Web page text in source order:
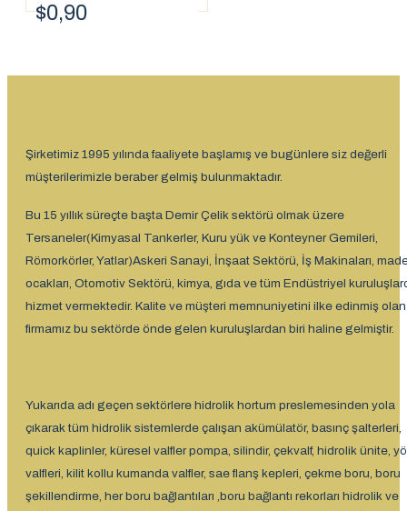
$0,90
Şirketimiz 1995 yılında faaliyete başlamış ve bugünlere siz değerli
müşterilerimizle beraber gelmiş bulunmaktadır.
Bu 15 yıllık süreçte başta Demir Çelik sektörü olmak üzere
Tersaneler(Kimyasal Tankerler, Kuru yük ve Konteyner Gemileri,
Römorkörler, Yatlar)Askeri Sanayi, İnşaat Sektörü, İş Makinaları,
ocakları, Otomotiv Sektörü, kimya, gıda ve tüm Endüstriyel
hizmet vermektedir. Kalite ve müşteri memnuniyetini ilke edinmiş olan
firmamız bu sektörde önde gelen kuruluşlardan biri haline gelmiştir.
Yukarıda adı geçen sektörlere hidrolik hortum preslemesinden yola
çıkarak tüm hidrolik sistemlerde çalışan akümülatör, basınç şalterleri,
quick kaplinler, küresel valfler pompa, silindir, çekvalf, hidrolik ünite,
valfleri, kilit kollu kumanda valfler, sae flanş kepleri, çekme boru, boru
şekillendirme, her boru bağlantıları ,boru bağlantı rekorları hidrolik ve